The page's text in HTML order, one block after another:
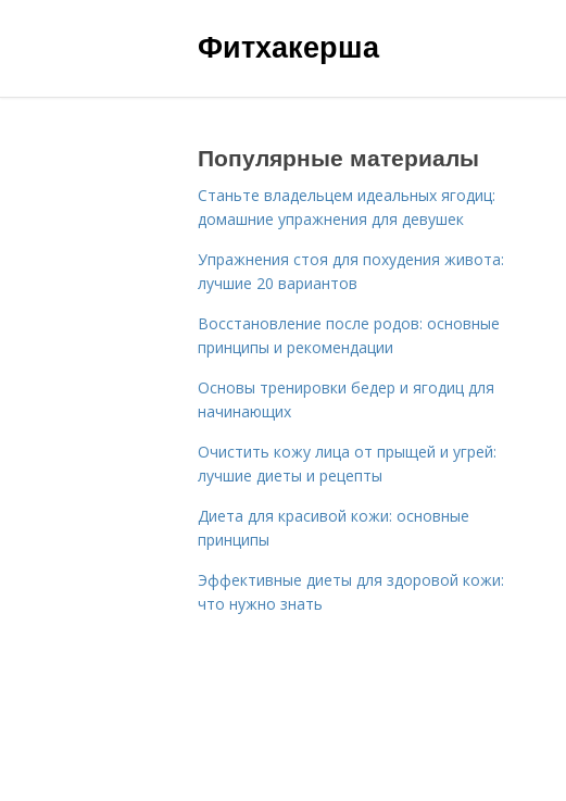
Фитхакерша
Популярные материалы
Станьте владельцем идеальных ягодиц:
домашние упражнения для девушек
Упражнения стоя для похудения живота:
лучшие 20 вариантов
Восстановление после родов: основные
принципы и рекомендации
Основы тренировки бедер и ягодиц для
начинающих
Очистить кожу лица от прыщей и угрей:
лучшие диеты и рецепты
Диета для красивой кожи: основные
принципы
Эффективные диеты для здоровой кожи:
что нужно знать